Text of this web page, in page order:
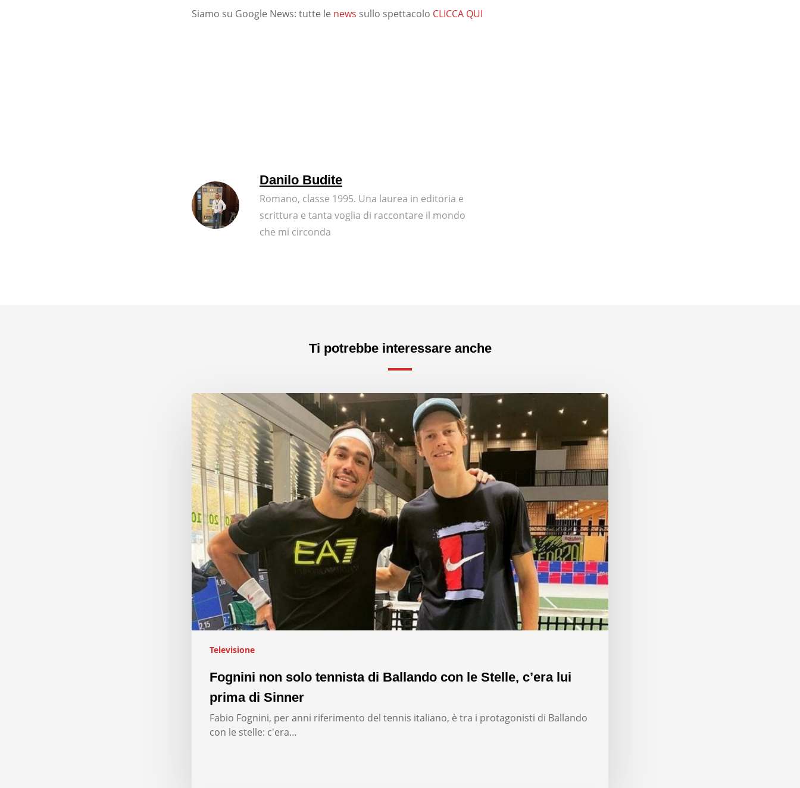
Siamo su Google News: tutte le news sullo spettacolo CLICCA QUI
Danilo Budite
Romano, classe 1995. Una laurea in editoria e
scrittura e tanta voglia di raccontare il mondo
che mi circonda
Ti potrebbe interessare anche
Televisione
Fognini non solo tennista di Ballando con le Stelle, c’era lui
prima di Sinner
Fabio Fognini, per anni riferimento del tennis italiano, è tra i protagonisti di Ballando
con le stelle: c'era…